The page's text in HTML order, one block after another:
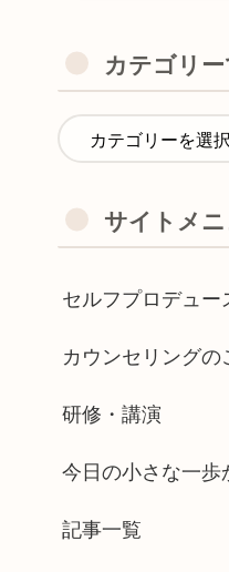
カテゴリ
サイトメ
セルフプロデュー
カウンセリングの
研修・講演
今日の小さな一歩
記事一覧